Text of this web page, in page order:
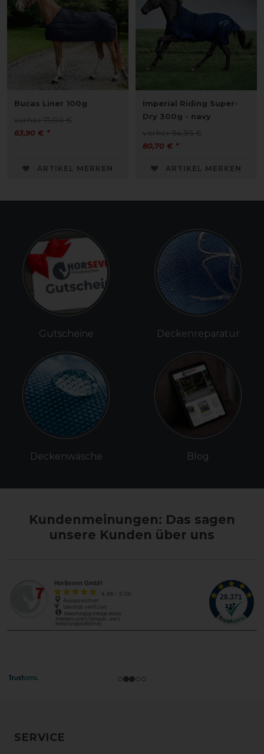
Bucas Liner 100g
vorher 71,00 €
63,90 € *
ARTIKEL MERKEN
Imperial Riding Super-
Dry 300g - navy
vorher 94,95 €
80,70 € *
ARTIKEL MERKEN
Gutscheine
Deckenwäsche
Deckenreparatur
Blog
Kundenmeinungen: Das sagen
unsere Kunden über uns
SERVICE